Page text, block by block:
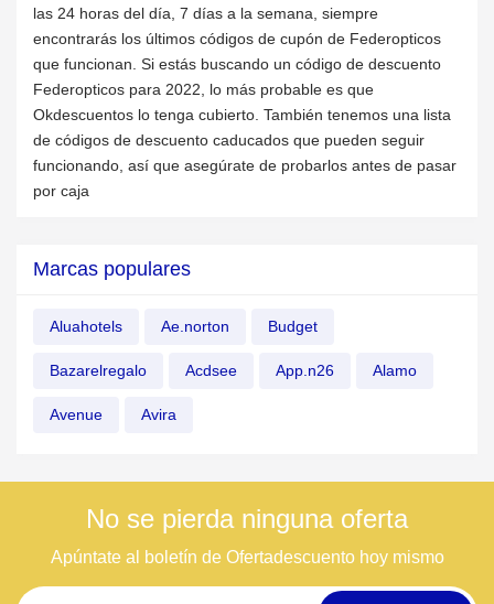
las 24 horas del día, 7 días a la semana, siempre
encontrarás los últimos códigos de cupón de Federopticos
que funcionan. Si estás buscando un código de descuento
Federopticos para 2022, lo más probable es que
Okdescuentos lo tenga cubierto. También tenemos una lista
de códigos de descuento caducados que pueden seguir
funcionando, así que asegúrate de probarlos antes de pasar
por caja
Marcas populares
Aluahotels Ae.norton Budget
Bazarelregalo Acdsee App.n26 Alamo
Avenue Avira
No se pierda ninguna oferta
Apúntate al boletín de Ofertadescuento hoy mismo